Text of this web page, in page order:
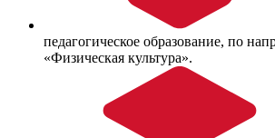
педагогическое образование, по
«Физическая культура».